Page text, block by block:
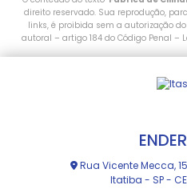
direito reservado. Sua reprodução,
links, é proibida sem a autorização
autoral – artigo 184 do Código Penal –
Rua Vicente Mecca,
Itatiba - SP -